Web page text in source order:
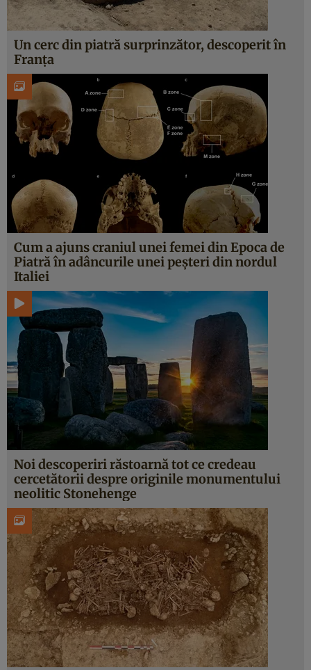
Un cerc din piatră surprinzător, descoperit în
Franța
Cum a ajuns craniul unei femei din Epoca de
Piatră în adâncurile unei peșteri din nordul
Italiei
Noi descoperiri răstoarnă tot ce credeau
cercetătorii despre originile monumentului
neolitic Stonehenge